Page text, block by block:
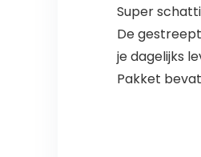
Super
De
je dagelijks
Pakket